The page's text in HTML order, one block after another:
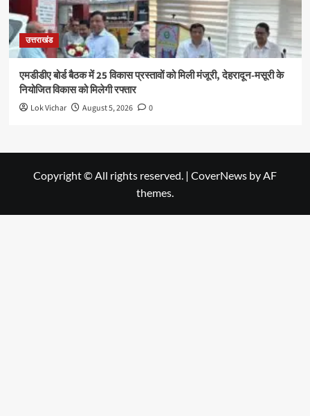
उत्तराखंड
एमडीडीए बोर्ड बैठक में 25 विकास प्रस्तावों को मिली मंजूरी, देहरादून-मसूरी के
नियोजित विकास को मिलेगी रफ्तार
Lok Vichar August 5, 2026 0
Copyright © All rights reserved. | CoverNews by AF
themes.